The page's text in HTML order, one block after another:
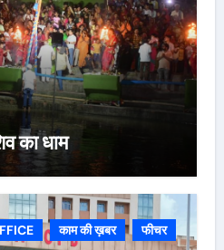
का धाम
काम की ख़बर फीचर